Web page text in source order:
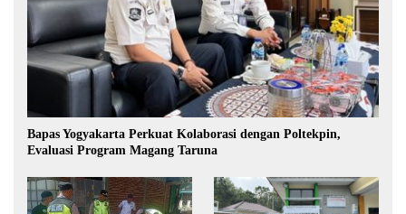
Bapas Yogyakarta Perkuat Kolaborasi dengan Poltekpin,
Evaluasi Program Magang Taruna